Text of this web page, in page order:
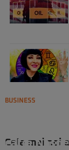
Cele mai noi
BUSINESS
către